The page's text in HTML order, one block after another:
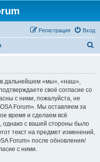
Вход
Регистрация
дальнейшем «мы», «наш»,
своё согласие со
с ними, пожалуйста, не
Forum». Мы оставляем за
время и сделаем всё
однако с вашей стороны было
текст на предмет изменений,
Forum» после обновления/
с ними.